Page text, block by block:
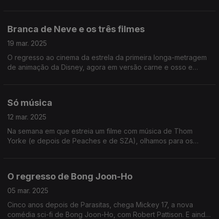
Branca de Neve e os três filmes
19 mar. 2025
O regresso ao cinema da estrela da primeira longa-metragem
de animação da Disney, agora em versão carne e osso e
Só música
12 mar. 2025
Na semana em que estreia um filme com música de Thom
Yorke (e depois de Peaches e de SZA), olhamos para os
O regresso de Bong Joon-Ho
05 mar. 2025
Cinco anos depois de Parasitas, chega Mickey 17, a nova
comédia sci-fi de Bong Joon-Ho, com Robert Pattison. E ainda: